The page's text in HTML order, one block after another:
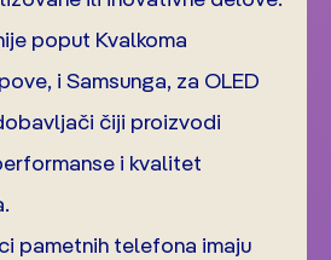
poput Kvalkoma
i Samsunga, za OLED
čiji proizvodi
i kvalitet
pametnih telefona imaju